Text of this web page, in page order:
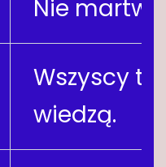
Nie martw
Wszyscy to
wiedzą.